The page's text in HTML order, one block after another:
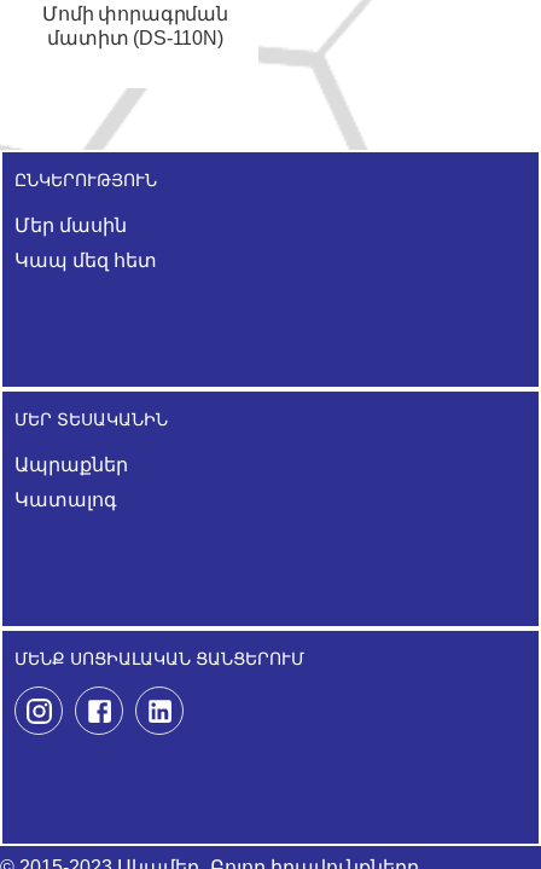
Մոմի փորագրման
մատիտ (DS-110N)
ԸՆԿԵՐՈՒԹՅՈՒՆ
Մեր մասին
Կապ մեզ հետ
ՄԵՐ ՏԵՍԱԿԱՆԻՆ
Ապրաքներ
Կատալոգ
ՄԵՆՔ ՍՈՑԻԱԼԱԿԱՆ ՑԱՆՑԵՐՈՒՄ